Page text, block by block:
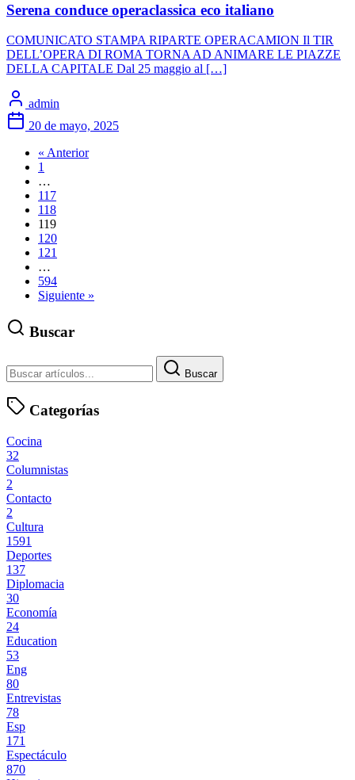
Serena conduce operaclassica eco italiano
COMUNICATO STAMPA RIPARTE OPERACAMION Il TIR
DELL’OPERA DI ROMA TORNA AD ANIMARE LE PIAZZE
DELLA CAPITALE Dal 25 maggio al […]
admin
20 de mayo, 2025
« Anterior
1
…
117
118
119
120
121
…
594
Siguiente »
Buscar
Buscar
Categorías
Cocina
32
Columnistas
2
Contacto
2
Cultura
1591
Deportes
137
Diplomacia
30
Economía
24
Education
53
Eng
80
Entrevistas
78
Esp
171
Espectáculo
870